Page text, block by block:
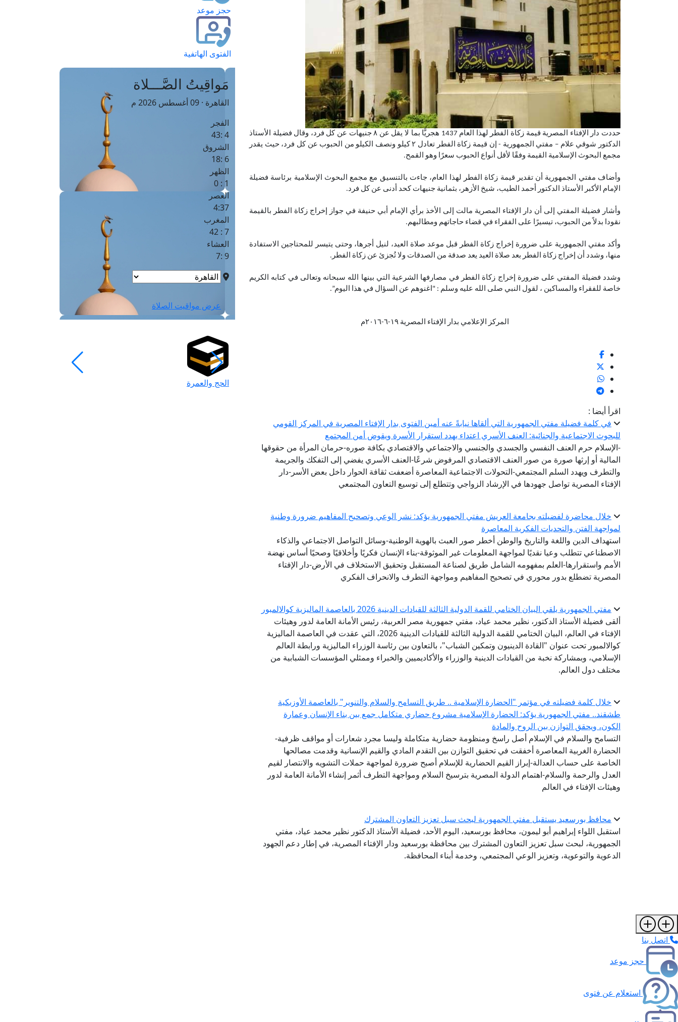
حددت دار الإفتاء المصرية قيمة زكاة الفطر لهذا العام 1437 هجريًّا بما لا يقل عن ٨ جنيهات عن كل فرد، وقال فضيلة الأستاذ
الدكتور شوقي علام – مفتي الجمهورية - إن قيمة زكاة الفطر تعادل ٢ كيلو ونصف الكيلو من الحبوب عن كل فرد، حيث يقدر
مجمع البحوث الإسلامية القيمة وفقًا لأقل أنواع الحبوب سعرًا وهو القمح.
وأضاف مفتي الجمهورية أن تقدير قيمة زكاة الفطر لهذا العام، جاءت بالتنسيق مع مجمع البحوث الإسلامية برئاسة فضيلة
الإمام الأكبر الأستاذ الدكتور أحمد الطيب، شيخ الأزهر، بثمانية جنيهات كحد أدنى عن كل فرد.
وأشار فضيلة المفتي إلى أن دار الإفتاء المصرية مالت إلى الأخذ برأي الإمام أبي حنيفة في جواز إخراج زكاة الفطر بالقيمة
نقودا بدلاً من الحبوب، تيسيرًا على الفقراء في قضاء حاجاتهم ومطالبهم.
وأكد مفتي الجمهورية على ضرورة إخراج زكاة الفطر قبل موعد صلاة العيد، لنيل أجرها، وحتى يتيسر للمحتاجين الاستفادة
منها، وشدد أن إخراج زكاة الفطر بعد صلاة العيد يعد صدقة من الصدقات ولا تُجزئ عن زكاة الفطر.
وشدد فضيلة المفتي على ضرورة إخراج زكاة الفطر في مصارفها الشرعية التي بينها الله سبحانه وتعالى في كتابه الكريم
خاصة للفقراء والمساكين ، لقول النبي صلى الله عليه وسلم : "اغنوهم عن السؤال في هذا اليوم”.
المركز الإعلامي بدار الإفتاء المصرية ١٩-٦-٢٠١٦م
اقرأ أيضا :
في كلمة فضيلة مفتي الجمهورية التي ألقاها نيابةً عنه أمين الفتوى بدار الإفتاء المصرية في المركز القومي
للبحوث الاجتماعية والجنائية: العنف الأسري اعتداء يهدد استقرار الأسرة ويقوض أمن المجتمع
-الإسلام حرم العنف النفسي والجسدي والجنسي والاجتماعي والاقتصادي بكافة صوره-حرمان المرأة من حقوقها
المالية أو إرثها صورة من صور العنف الاقتصادي المرفوض شرعًا-العنف الأسري يفضي إلى التفكك والجريمة
والتطرف ويهدد السلم المجتمعي-التحولات الاجتماعية المعاصرة أضعفت ثقافة الحوار داخل بعض الأسر-دار
الإفتاء المصرية تواصل جهودها في الإرشاد الزواجي وتتطلع إلى توسيع التعاون المجتمعي
خلال محاضرة لفضيلته بجامعة العريش مفتي الجمهورية يؤكد: نشر الوعي وتصحيح المفاهيم ضرورة وطنية
لمواجهة الفتن والتحديات الفكرية المعاصرة
استهداف الدين واللغة والتاريخ والوطن أخطر صور العبث بالهوية الوطنية-وسائل التواصل الاجتماعي والذكاء
الاصطناعي تتطلب وعيا نقديًا لمواجهة المعلومات غير الموثوقة-بناء الإنسان فكريًا وأخلاقيًا وصحيًا أساس نهضة
الأمم واستقرارها-العلم بمفهومه الشامل طريق لصناعة المستقبل وتحقيق الاستخلاف في الأرض-دار الإفتاء
المصرية تضطلع بدور محوري في تصحيح المفاهيم ومواجهة التطرف والانحراف الفكري
مفتي الجمهورية يلقي البيان الختامي للقمة الدولية الثالثة للقيادات الدينية 2026 بالعاصمة الماليزية كوالالمبور
ألقى فضيلة الأستاذ الدكتور، نظير محمد عياد، مفتي جمهورية مصر العربية، رئيس الأمانة العامة لدور وهيئات
الإفتاء في العالم، البيان الختامي للقمة الدولية الثالثة للقيادات الدينية 2026، التي عقدت في العاصمة الماليزية
كوالالمبور تحت عنوان "القادة الدينيون وتمكين الشباب"، بالتعاون بين رئاسة الوزراء الماليزية ورابطة العالم
الإسلامي، وبمشاركة نخبة من القيادات الدينية والوزراء والأكاديميين والخبراء وممثلي المؤسسات الشبابية من
مختلف دول العالم.
خلال كلمة فضيلته في مؤتمر "الحضارة الإسلامية .. طريق التسامح والسلام والتنوير" بالعاصمة الأوزبكية
طشقند.. مفتي الجمهورية يؤكد: الحضارة الإسلامية مشروع حضاري متكامل جمع بين بناء الإنسان وعمارة
الكون، ويحقق التوازن بين الروح والمادة
التسامح والسلام في الإسلام أصل راسخ ومنظومة حضارية متكاملة وليسا مجرد شعارات أو مواقف ظرفية-
الحضارة الغربية المعاصرة أخفقت في تحقيق التوازن بين التقدم المادي والقيم الإنسانية وقدمت مصالحها
الخاصة على حساب العدالة-إبراز القيم الحضارية للإسلام أصبح ضرورة لمواجهة حملات التشويه والانتصار لقيم
العدل والرحمة والسلام-اهتمام الدولة المصرية بترسيخ السلام ومواجهة التطرف أثمر إنشاء الأمانة العامة لدور
وهيئات الإفتاء في العالم
محافظ بورسعيد يستقبل مفتي الجمهورية لبحث سبل تعزيز التعاون المشترك
استقبل اللواء إبراهيم أبو ليمون، محافظ بورسعيد، اليوم الأحد، فضيلة الأستاذ الدكتور نظير محمد عياد، مفتي
الجمهورية، لبحث سبل تعزيز التعاون المشترك بين محافظة بورسعيد ودار الإفتاء المصرية، في إطار دعم الجهود
الدعوية والتوعوية، وتعزيز الوعي المجتمعي، وخدمة أبناء المحافظة.
حجز موعد
الفتوى الهاتفية
مَواقِيتُ الصَّـــلاة
القاهرة · 09 أغسطس 2026 م
الفجر
4 :43
الشروق
6 :18
الظهر
1 : 0
العصر
4:37
المغرب
7 : 42
العشاء
9 :7
عرض مواقيت الصلاة
الحج والعمرة
اتصل بنا
حجز موعد
استعلام عن فتوى